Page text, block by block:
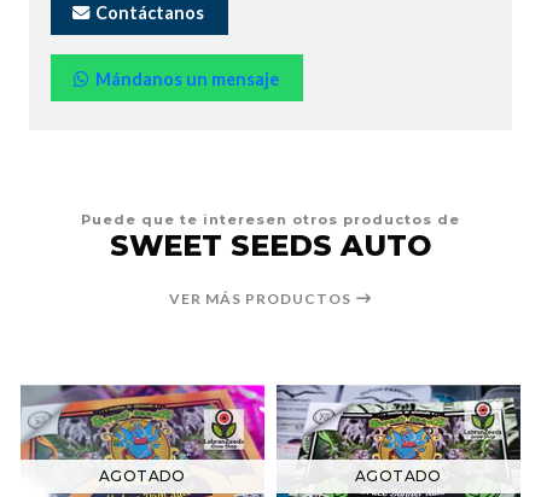
Contáctanos
Mándanos un mensaje
Puede que te interesen otros productos de
SWEET SEEDS AUTO
VER MÁS PRODUCTOS
AGOTADO AGOTADO